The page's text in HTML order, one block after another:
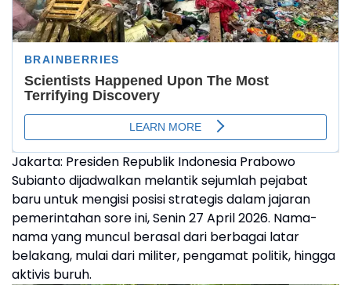
Jakarta: Presiden Republik Indonesia Prabowo
Subianto dijadwalkan melantik sejumlah pejabat
baru untuk mengisi posisi strategis dalam jajaran
pemerintahan sore ini, Senin 27 April 2026. Nama-
nama yang muncul berasal dari berbagai latar
belakang, mulai dari militer, pengamat politik, hingga
aktivis buruh.